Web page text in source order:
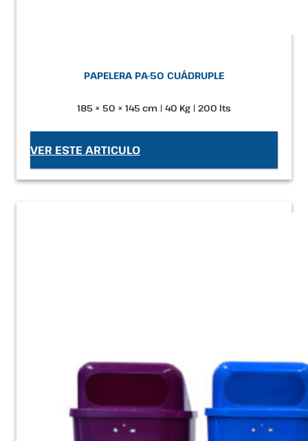
PAPELERA PA-50 CUÁDRUPLE
185 × 50 × 145 cm | 40 Kg | 200 lts
VER ESTE ARTICULO